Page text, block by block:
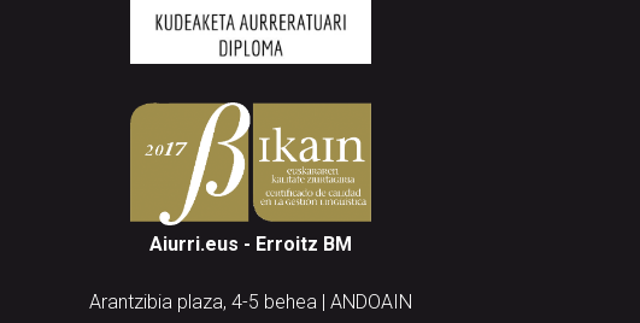
Aiurri.eus - Erroitz BM
Arantzibia plaza, 4-5 behea | ANDOAIN